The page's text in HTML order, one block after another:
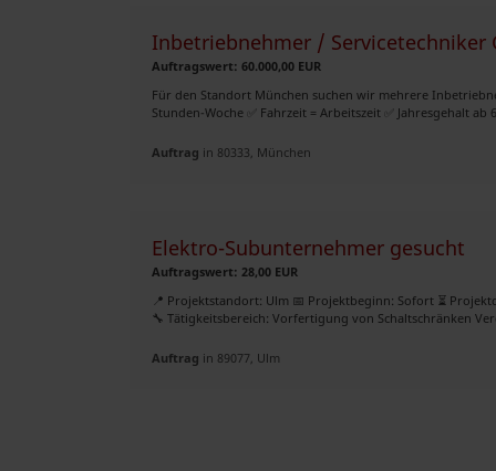
Inbetriebnehmer /
Auftragswert: 60.000,00 EUR
Für den Standort München suchen wir mehrere
Stunden-Woche ✅ Fahrzeit = Arbeitszeit ✅ Jahresgehalt ab
Auftrag in 80333, München
Elektro-Subunternehmer gesucht
Auftragswert: 28,00 EUR
📍 Projektstandort: Ulm 📅 Projektbeginn: Sofort ⏳
🔧 Tätigkeitsbereich: Vorfertigung von Schaltschränken
Auftrag in 89077, Ulm